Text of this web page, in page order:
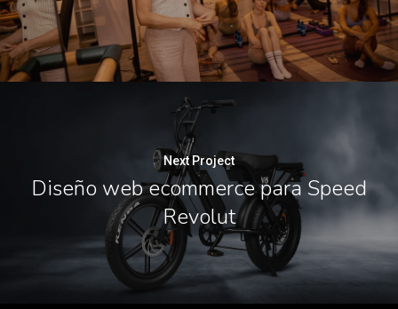
Next Project
Diseño web ecommerce para Speed
Revolut